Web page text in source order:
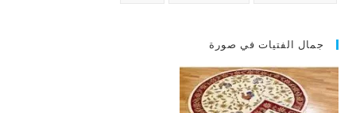
جمال الفتيات في صورة